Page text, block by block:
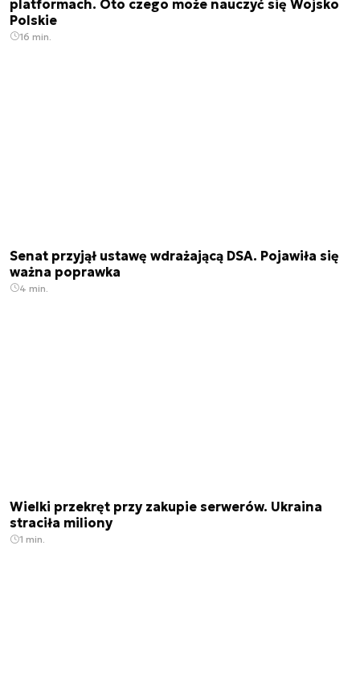
platformach. Oto czego może nauczyć się Wojsko
Polskie
16 min.
Senat przyjął ustawę wdrażającą DSA. Pojawiła się
ważna poprawka
4 min.
Wielki przekręt przy zakupie serwerów. Ukraina
straciła miliony
1 min.